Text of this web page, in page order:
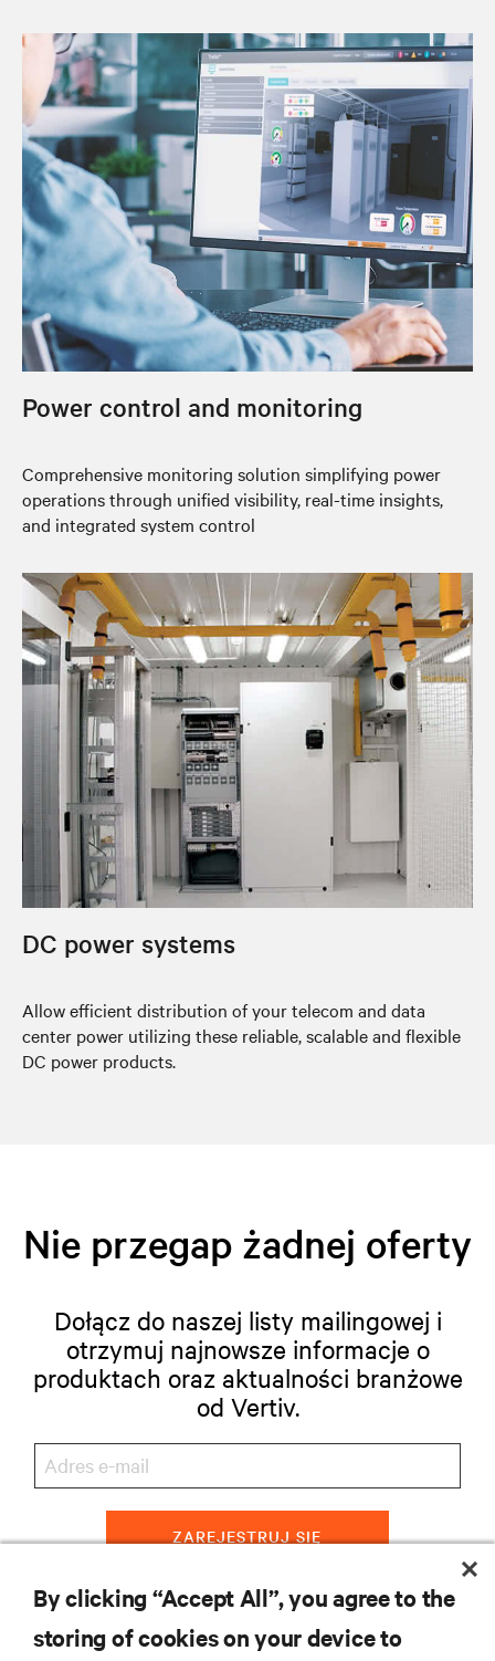
Power control and monitoring
Comprehensive monitoring solution simplifying power
operations through unified visibility, real-time insights,
and integrated system control
DC power systems
Allow efficient distribution of your telecom and data
center power utilizing these reliable, scalable and flexible
DC power products.
Nie przegap żadnej oferty
Dołącz do naszej listy mailingowej i
otrzymuj najnowsze informacje o
produktach oraz aktualności branżowe
od Vertiv.
ZAREJESTRUJ SIĘ
By clicking “Accept All”, you agree to the
storing of cookies on your device to